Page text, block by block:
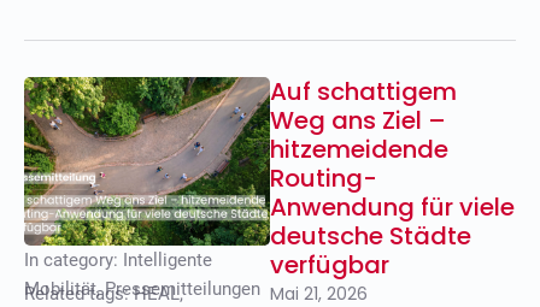
In category: Intelligente
Mobilität,Pressemitteilungen
Related tags:HEAL,
Auf schattigem
Weg ans Ziel –
hitzemeidende
Routing-
Anwendung für viele
deutsche Städte
verfügbar
Mai 21, 2026